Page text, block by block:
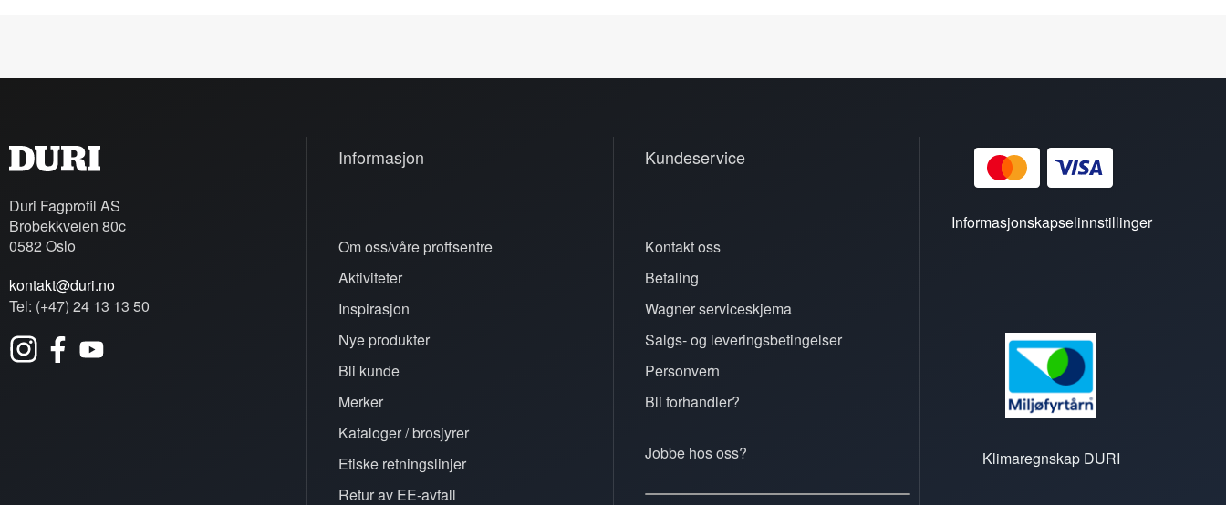
Duri Fagprofil AS
Brobekkveien 80c
0582 Oslo
kontakt@duri.no
Tel: (+47) 24 13 13 50
Informasjon
Om oss/våre proffsentre
Aktiviteter
Inspirasjon
Nye produkter
Bli kunde
Merker
Kataloger / brosjyrer
Etiske retningslinjer
Retur av EE-avfall
Kundeservice
Kontakt oss
Betaling
Wagner serviceskjema
Salgs- og leveringsbetingelser
Personvern
Bli forhandler?
Jobbe hos oss?
Informasjonskapselinnstillinger
Klimaregnskap DURI